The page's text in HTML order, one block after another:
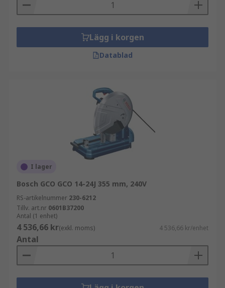
Lägg i korgen
Datablad
I lager
Bosch GCO GCO 14-24J 355 mm, 240V
RS-artikelnummer 230-6212
Tillv. art.nr 0601B37200
Antal (1 enhet)
4 536,66 kr(exkl. moms) 4 536,66 kr/enhet
Antal